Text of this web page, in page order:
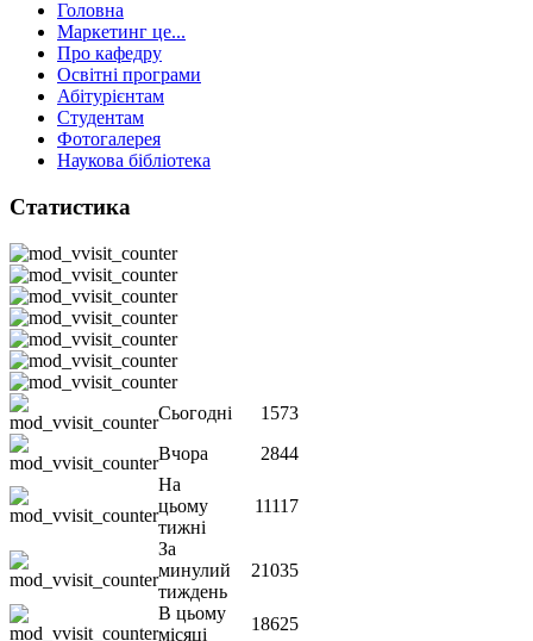
Головна
Маркетинг це...
Про кафедру
Освітні програми
Абітурієнтам
Студентам
Фотогалерея
Наукова бібліотека
Статистика
Сьогодні
1573
Вчора
2844
На
цьому
тижні
11117
За
минулий
тиждень
21035
В цьому
місяці
18625